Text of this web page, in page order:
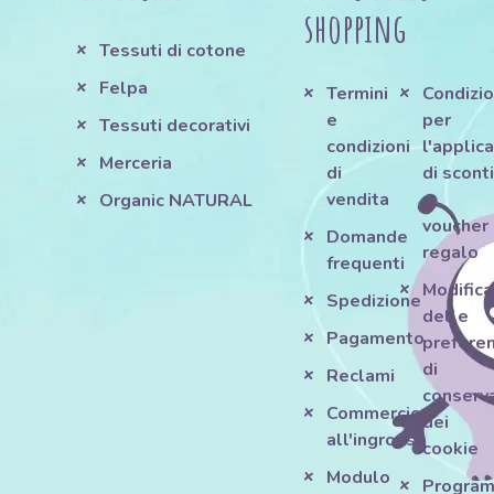
Tessuti di cotone
Felpa
Tessuti decorativi
Merceria
Organic NATURAL
shopping
Termini
e
condizioni
di
vendita
Domande
frequenti
Spedizione
Pagamento
Reclami
Commercio
all'ingrosso
Modulo
per
di sconti
e
voucher
regalo
Modifica
delle
di
dei
cookie